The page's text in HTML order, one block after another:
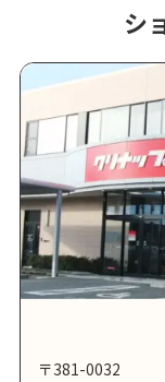
シ
〒381-0032